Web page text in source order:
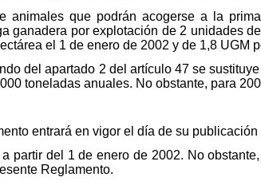
animales que podrán acogerse a la
ganadera por explotación de 2 unidades
el 1 de enero de 2002 y de 1,8 UGM
del apartado 2 del artículo 47 se
toneladas anuales. No obstante, para
entrará en vigor el día de su
partir del 1 de enero de 2002. No
Reglamento.